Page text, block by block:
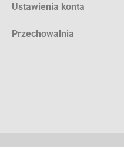
Ustawienia konta
Przechowalnia